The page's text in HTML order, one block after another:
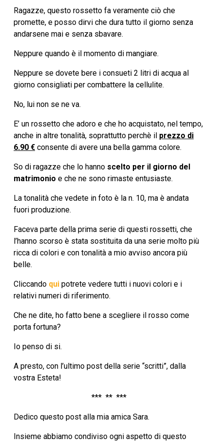
Ragazze, questo rossetto fa veramente ciò che
promette, e posso dirvi che dura tutto il giorno senza
andarsene mai e senza sbavare.
Neppure quando è il momento di mangiare.
Neppure se dovete bere i consueti 2 litri di acqua al
giorno consigliati per combattere la cellulite.
No, lui non se ne va.
E’ un rossetto che adoro e che ho acquistato, nel tempo,
anche in altre tonalità, soprattutto perchè il prezzo di
6.90 € consente di avere una bella gamma colore.
So di ragazze che lo hanno scelto per il giorno del
matrimonio e che ne sono rimaste entusiaste.
La tonalità che vedete in foto è la n. 10, ma è andata
fuori produzione.
Faceva parte della prima serie di questi rossetti, che
l’hanno scorso è stata sostituita da una serie molto più
ricca di colori e con tonalità a mio avviso ancora più
belle.
Cliccando qui potrete vedere tutti i nuovi colori e i
relativi numeri di riferimento.
Che ne dite, ho fatto bene a scegliere il rosso come
porta fortuna?
Io penso di si.
A presto, con l’ultimo post della serie “scritti”, dalla
vostra Esteta!
*** ** ***
Dedico questo post alla mia amica Sara.
Insieme abbiamo condiviso ogni aspetto di questo